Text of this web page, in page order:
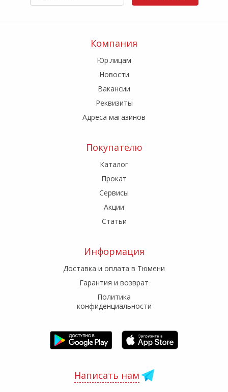
Компания
Юр.лицам
Новости
Вакансии
Реквизиты
Адреса магазинов
Покупателю
Каталог
Прокат
Сервисы
Акции
Статьи
Информация
Доставка и оплата в Тюмени
Гарантия и возврат
Политика
конфиденциальности
Написать нам